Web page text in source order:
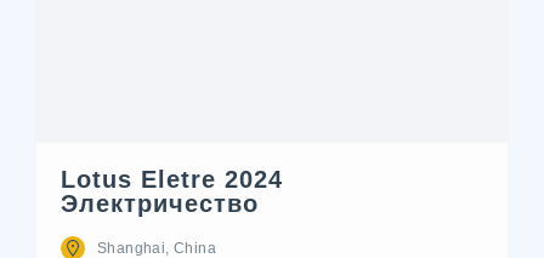
Lotus Eletre 2024
Электричество
Shanghai, China